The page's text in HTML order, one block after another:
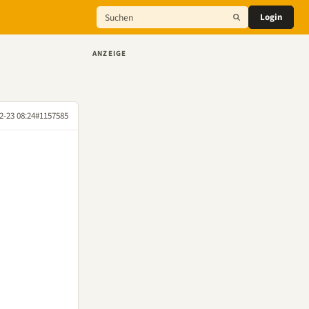
Login
23 08:24#1157585
ANZEIGE